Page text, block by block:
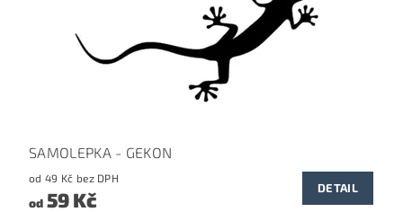
SAMOLEPKA - GEKON
od 49 Kč bez DPH
od59 Kč DETAIL